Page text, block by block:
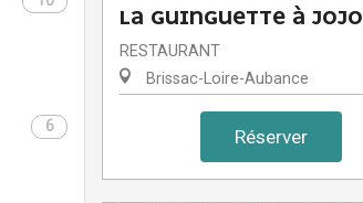
6
LA GUINGUETTE À JOJO
RESTAURANT
Brissac-Loire-Aubance
Réserver